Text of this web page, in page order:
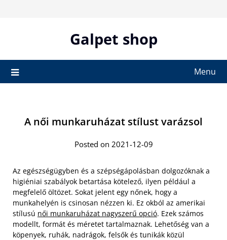
Galpet shop
Menu
A női munkaruházat stílust varázsol
Posted on 2021-12-09
Az egészségügyben és a szépségápolásban dolgozóknak a
higiéniai szabályok betartása kötelező, ilyen például a
megfelelő öltözet. Sokat jelent egy nőnek, hogy a
munkahelyén is csinosan nézzen ki. Ez okból az amerikai
stílusú női munkaruházat nagyszerű opció. Ezek számos
modellt, formát és méretet tartalmaznak. Lehetőség van a
köpenyek, ruhák, nadrágok, felsők és tunikák közül